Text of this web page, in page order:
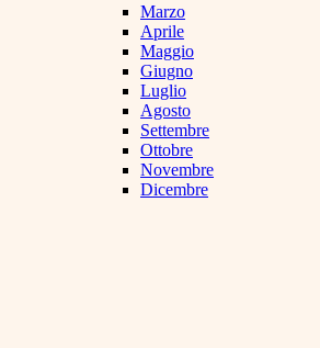
Marzo
Aprile
Maggio
Giugno
Luglio
Agosto
Settembre
Ottobre
Novembre
Dicembre